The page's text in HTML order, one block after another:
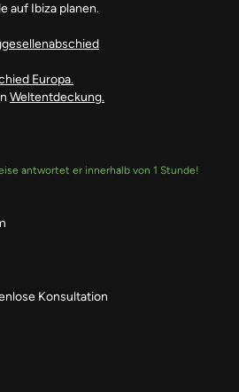
auf Ibiza planen.
Europa.
Weltentdeckung.
antwortet er innerhalb von 1 Stunde!
Konsultation